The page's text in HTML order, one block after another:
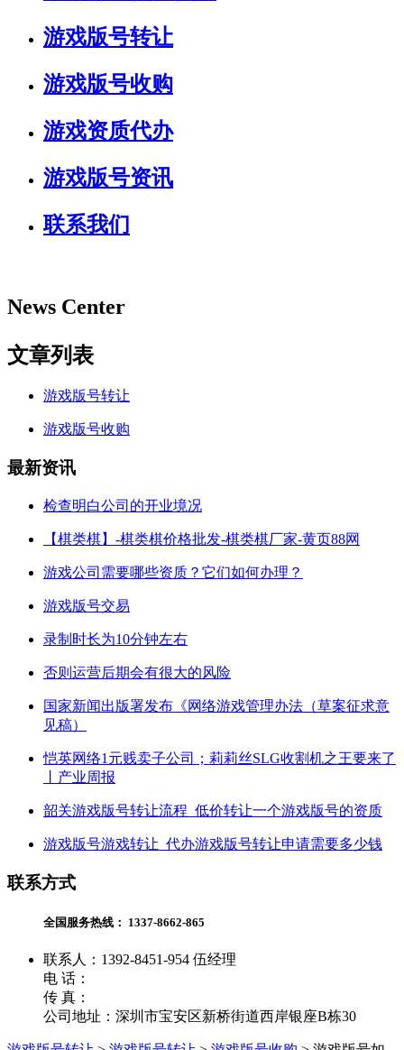
游戏版号转让
游戏版号收购
游戏资质代办
游戏版号资讯
联系我们
News Center
文章列表
游戏版号转让
游戏版号收购
最新资讯
检查明白公司的开业境况
【棋类棋】-棋类棋价格批发-棋类棋厂家-黄页88网
游戏公司需要哪些资质？它们如何办理？
游戏版号交易
录制时长为10分钟左右
否则运营后期会有很大的风险
国家新闻出版署发布《网络游戏管理办法（草案征求意
见稿）
恺英网络1元贱卖子公司；莉莉丝SLG收割机之王要来了
丨产业周报
韶关游戏版号转让流程_低价转让一个游戏版号的资质
游戏版号游戏转让_代办游戏版号转让申请需要多少钱
联系方式
全国服务热线： 1337-8662-865
联系人：1392-8451-954 伍经理
电 话：
传 真：
公司地址：深圳市宝安区新桥街道西岸银座B栋30